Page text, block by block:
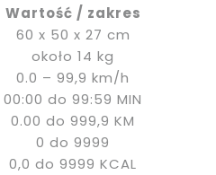
Wartość / zakres
60 x 50 x 27 cm
około 14 kg
0.0 – 99,9 km/h
00:00 do 99:59 MIN
0.00 do 999,9 KM
0 do 9999
0,0 do 9999 KCAL